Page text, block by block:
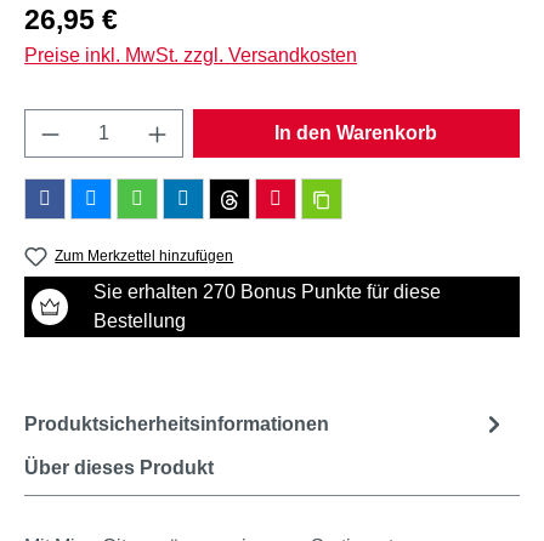
Regulärer Preis:
26,95 €
Preise inkl. MwSt. zzgl. Versandkosten
Produkt Anzahl: Gib den gewünschten
In den Warenkorb
Zum Merkzettel hinzufügen
Sie erhalten 270 Bonus Punkte für diese
Bestellung
Über dieses Produkt
Produktsicherheitsinformationen